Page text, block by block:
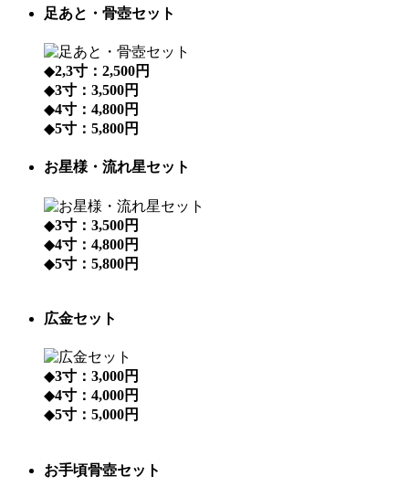
足あと・骨壺セット
◆2,3寸：2,500円
◆3寸：3,500円
◆4寸：4,800円
◆5寸：5,800円
お星様・流れ星セット
◆3寸：3,500円
◆4寸：4,800円
◆5寸：5,800円
広金セット
◆3寸：3,000円
◆4寸：4,000円
◆5寸：5,000円
お手頃骨壺セット